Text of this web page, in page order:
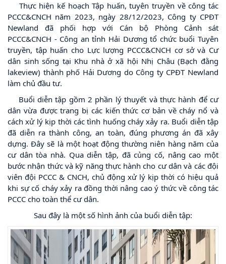
Thực hiện kế hoạch Tập huấn, tuyên truyền về công tác
PCCC&CNCH năm 2023, ngày 28/12/2023, Công ty CPĐT
Newland đã phối hợp với Cán bộ Phòng Cảnh sát
PCCC&CNCH - Công an tỉnh Hải Dương tổ chức buổi Tuyên
truyền, tập huấn cho Lực lượng PCCC&CNCH cơ sở và Cư
dân sinh sống tại Khu nhà ở xã hội Nhị Châu (Bạch đằng
lakeview) thành phố Hải Dương do Công ty CPĐT Newland
làm chủ đầu tư.
Buổi diễn tập gồm 2 phần lý thuyết và thực hành để cư
dân vừa được trang bị các kiến thức cơ bản về cháy nổ và
cách xử lý kịp thời các tình huống cháy xảy ra. Buổi diễn tập
đã diễn ra thành công, an toàn, đúng phương án đã xây
dựng. Đây sẽ là một hoạt động thường niên hàng năm của
cư dân tòa nhà. Qua diễn tập, đã củng cố, nâng cao một
bước nhận thức và kỹ năng thực hành cho cư dân và các đội
viên đội PCCC & CNCH, chủ động xử lý kịp thời có hiệu quả
khi sự cố cháy xảy ra đồng thời nâng cao ý thức về công tác
PCCC cho toàn thể cư dân.
Sau đây là một số hình ảnh của buổi diễn tập: